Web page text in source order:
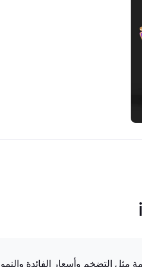
مثل التضخم وأسعار الفائدة